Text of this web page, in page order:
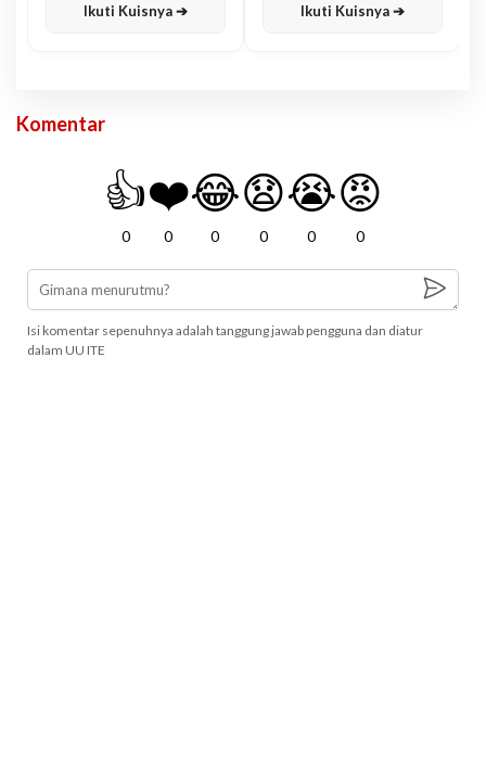
Ikuti Kuisnya ➔ Ikuti Kuisnya ➔
Komentar
👍
0
❤️
0
😂
0
😧
0
😭
0
😡
0
Isi komentar sepenuhnya adalah tanggung jawab pengguna dan diatur
dalam UU ITE